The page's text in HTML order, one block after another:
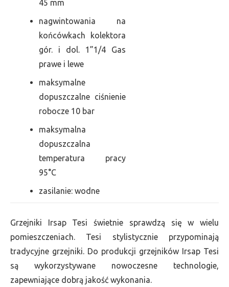
45 mm
nagwintowania na
końcówkach kolektora
gór. i dol. 1”1/4 Gas
prawe i lewe
maksymalne
dopuszczalne ciśnienie
robocze 10 bar
maksymalna
dopuszczalna
temperatura pracy
95°C
zasilanie: wodne
Grzejniki Irsap Tesi świetnie sprawdzą się w wielu
pomieszczeniach. Tesi stylistycznie przypominają
tradycyjne grzejniki. Do produkcji grzejników Irsap Tesi
są wykorzystywane nowoczesne technologie,
zapewniające dobrą jakość wykonania.